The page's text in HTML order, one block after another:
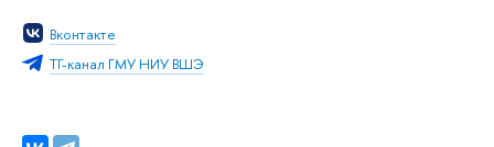
Вконтакте
ТГ-канал ГМУ НИУ ВШЭ